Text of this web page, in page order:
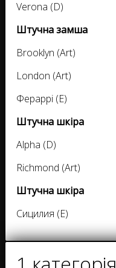
Verona (D)
Штучна замша
Brooklyn (Art)
London (Art)
Фераррі (E)
Штучна шкіра
Alpha (D)
Richmond (Art)
Штучна шкіра
Сицилия (E)